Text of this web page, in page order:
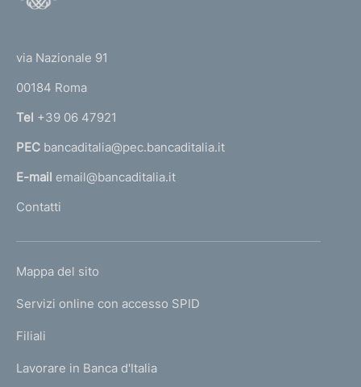
o
r
n
a
l
'
m
e
a
g
via Nazionale 91
00184 Roma
Tel +39 06 47921
PEC bancaditalia@pec.bancaditalia.it
E-mail email@bancaditalia.it
Contatti
L
N
K
T
Mappa del sito
Servizi online con accesso SPID
Filiali
Lavorare in Banca d'Italia